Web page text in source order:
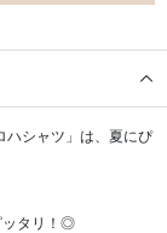
ハシャツ」は、夏にぴ
ッタリ！◎